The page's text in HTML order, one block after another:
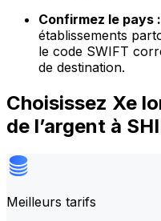
Confirmez le pays :
établissements
le code SWIFT
de destination.
Choisissez Xe
de l’argent à
Meilleurs tarifs